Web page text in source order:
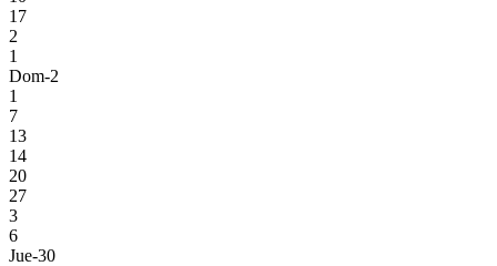
17
2
1
Dom-2
1
7
13
14
20
27
3
6
Jue-30